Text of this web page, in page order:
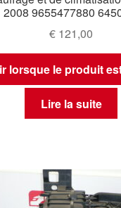
2008 9655477880
€ 121,00
lorsque le produit
Lire la suite